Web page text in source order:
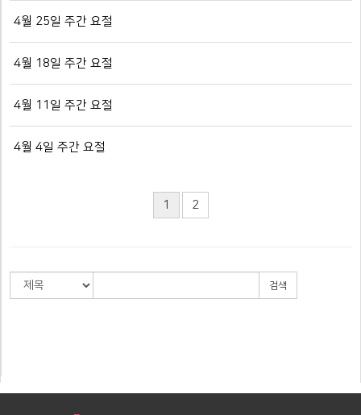
4월 25일 주간 요절
4월 18일 주간 요절
4월 11일 주간 요절
4월 4일 주간 요절
1 2
검색